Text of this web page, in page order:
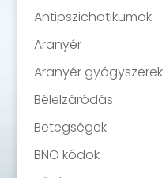
Antipszichotikumok
Aranyér
Aranyér gyógyszerek
Bélelzáródás
Betegségek
BNO kódok